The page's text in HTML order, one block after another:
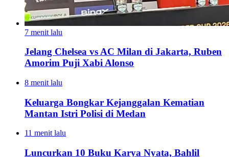
7 menit lalu
Jelang Chelsea vs AC Milan di Jakarta, Ruben
Amorim Puji Xabi Alonso
8 menit lalu
Keluarga Bongkar Kejanggalan Kematian
Mantan Istri Polisi di Medan
11 menit lalu
Luncurkan 10 Buku Karya Nyata, Bahlil